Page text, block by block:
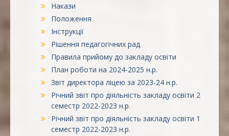
Накази
Положення
Інструкції
Рішення педагогічних рад
Правила прийому до закладу освіти
План роботи на 2024-2025 н.р.
Звіт директора ліцею за 2023-24 н.р.
Річний звіт про діяльність закладу освіти 2
семестр 2022-2023 н.р.
Річний звіт про діяльність закладу освіти 1
семестр 2022-2023 н.р.